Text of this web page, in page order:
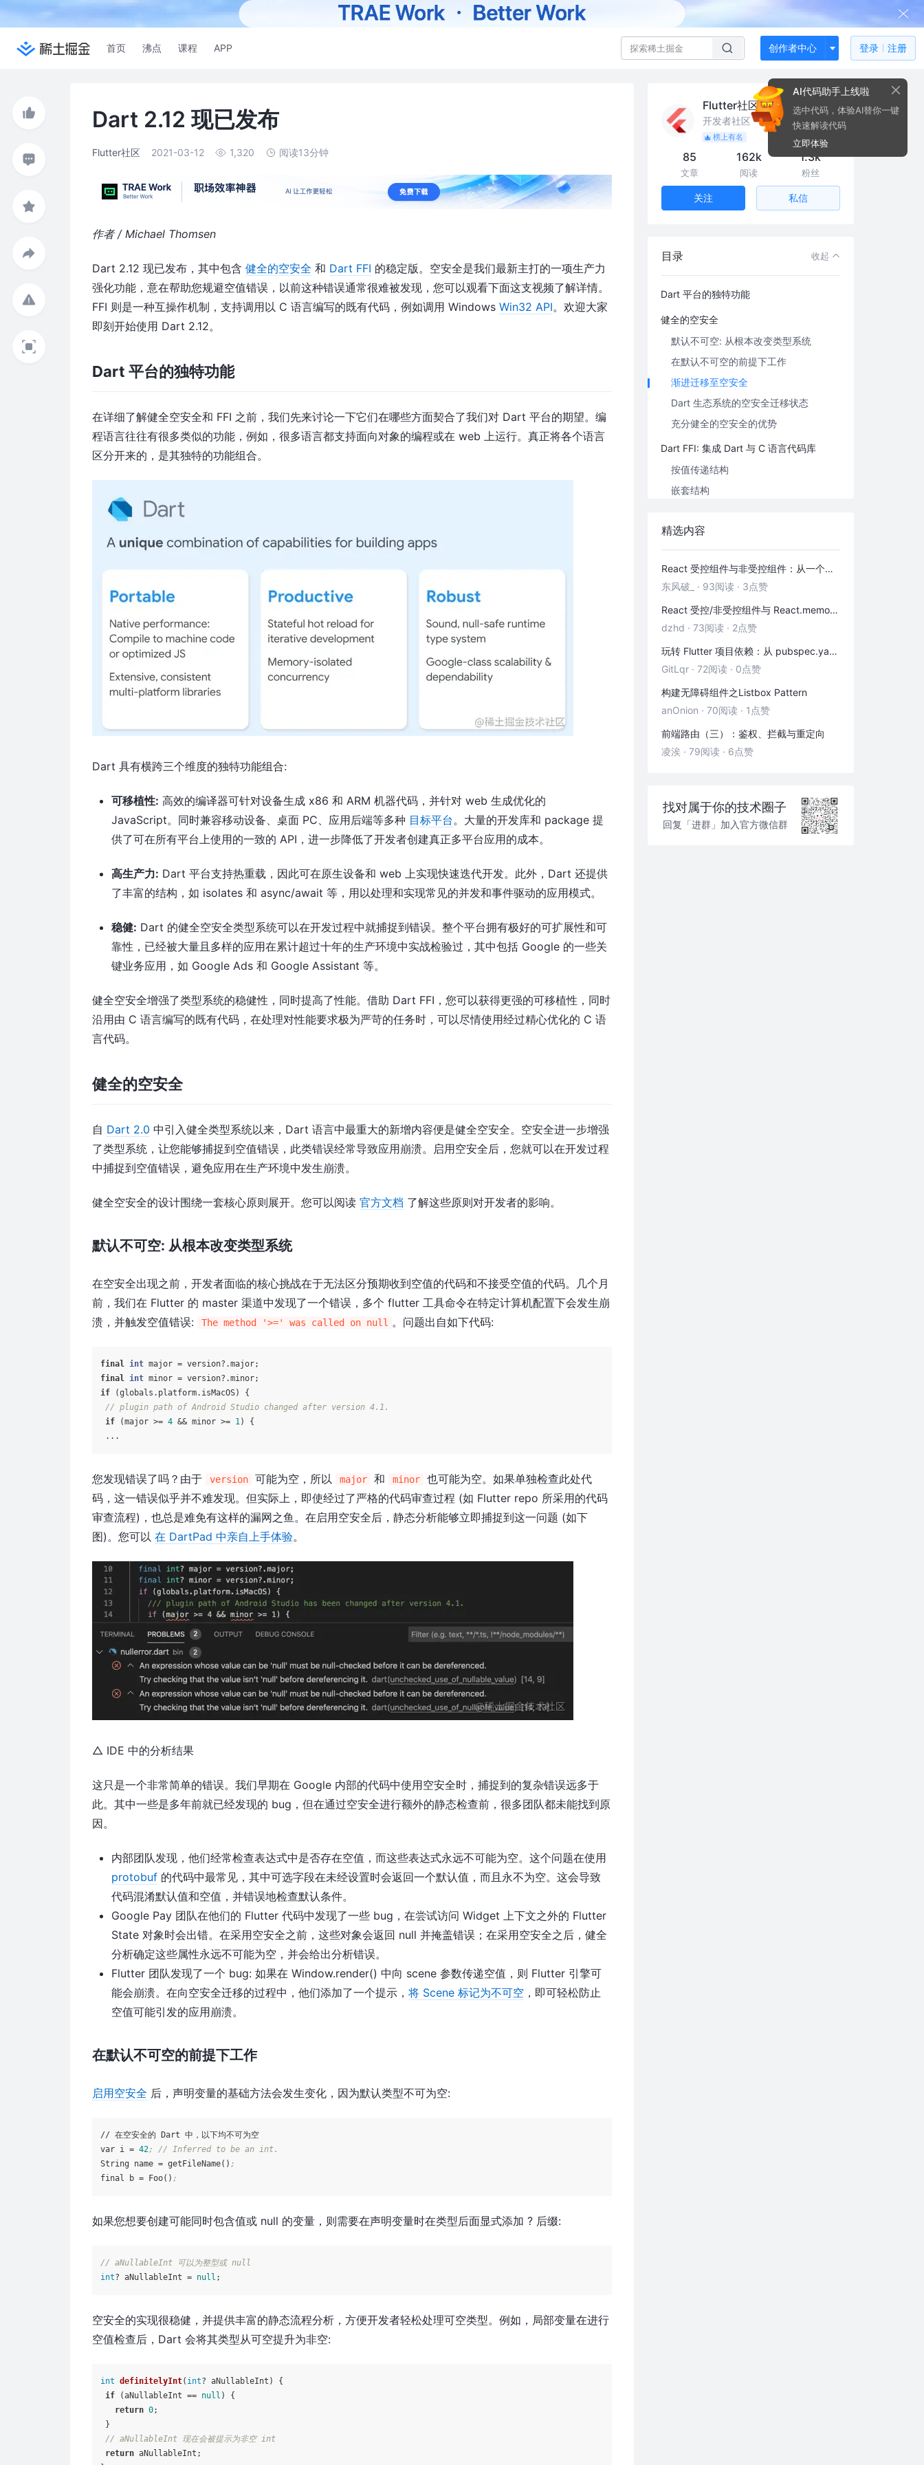
首页 沸点 课程 APP 创作者中心 登录 注册
Dart 2.12 现已发布
Flutter社区 2021-03-12 1,320 阅读13分钟
作者 / Michael Thomsen
Dart 2.12 现已发布，其中包含健全的空安全 和 Dart FFI 的稳定版。空安全是我们最新主打的一项生产力
强化功能，意在帮助您规避空值错误，以前这种错误通常很难被发现，您可以观看下面这支视频了解详情。
FFI 则是一种互操作机制，支持调用以 C 语言编写的既有代码，例如调用 WindowsWin32 API。欢迎大家
即刻开始使用 Dart 2.12。
Dart 平台的独特功能
在详细了解健全空安全和 FFI 之前，我们先来讨论一下它们在哪些方面契合了我们对 Dart 平台的期望。编
程语言往往有很多类似的功能，例如，很多语言都支持面向对象的编程或在 web 上运行。真正将各个语言
区分开来的，是其独特的功能组合。
Dart 具有横跨三个维度的独特功能组合:
可移植性: 高效的编译器可针对设备生成 x86 和 ARM 机器代码，并针对 web 生成优化的
JavaScript。同时兼容移动设备、桌面 PC、应用后端等多种 目标平台 。大量的开发库和 package 提
供了可在所有平台上使用的一致的 API，进一步降低了开发者创建真正多平台应用的成本。
高生产力: Dart 平台支持热重载，因此可在原生设备和 web 上实现快速迭代开发。此外，Dart 还提供
了丰富的结构，如 isolates 和 async/await 等，用以处理和实现常见的并发和事件驱动的应用模式。
稳健: Dart 的健全空安全类型系统可以在开发过程中就捕捉到错误。整个平台拥有极好的可扩展性和可
靠性，已经被大量且多样的应用在累计超过十年的生产环境中实战检验过，其中包括 Google 的一些关
键业务应用，如 Google Ads 和 Google Assistant 等。
健全空安全增强了类型系统的稳健性，同时提高了性能。借助 Dart FFI，您可以获得更强的可移植性，同时
沿用由 C 语言编写的既有代码，在处理对性能要求极为严苛的任务时，可以尽情使用经过精心优化的 C 语
言代码。
健全的空安全
自 Dart 2.0 中引入健全类型系统以来，Dart 语言中最重大的新增内容便是健全空安全。空安全进一步增强
了类型系统，让您能够捕捉到空值错误，此类错误经常导致应用崩溃。启用空安全后，您就可以在开发过程
中捕捉到空值错误，避免应用在生产环境中发生崩溃。
健全空安全的设计围绕一套核心原则展开。您可以阅读官方文档 了解这些原则对开发者的影响。
默认不可空: 从根本改变类型系统
在空安全出现之前，开发者面临的核心挑战在于无法区分预期收到空值的代码和不接受空值的代码。几个月
前，我们在 Flutter 的 master 渠道中发现了一个错误，多个 flutter 工具命令在特定计算机配置下会发生崩
溃，并触发空值错误:
The method '>=' was called on null 。问题出自如下代码:
final int
final
int
if (globals.platform.isMacOS) {
// plugin path of Android Studio changed after version 4.1.
if (major >= 4 && minor >= 1 ) {
您发现错误了吗？由于 version 可能为空，所以 major 和 minor
也可能为空。如果单独检查此处代
码，这一错误似乎并不难发现。但实际上，即使经过了严格的代码审查过程 (如 Flutter repo 所采用的代码
审查流程)，也总是难免有这样的漏网之鱼。在启用空安全后，静态分析能够立即捕捉到这一问题 (如下
图)。您可以在 DartPad 中亲自上手体验。
△ IDE 中的分析结果
这只是一个非常简单的错误。我们早期在 Google 内部的代码中使用空安全时，捕捉到的复杂错误远多于
此。其中一些是多年前就已经发现的 bug，但在通过空安全进行额外的静态检查前，很多团队都未能找到原
因。
内部团队发现，他们经常检查表达式中是否存在空值，而这些表达式永远不可能为空。这个问题在使用
protobuf 的代码中最常见，其中可选字段在未经设置时会返回一个默认值，而且永不为空。这会导致
代码混淆默认值和空值，并错误地检查默认条件。
Google Pay 团队在他们的 Flutter 代码中发现了一些 bug，在尝试访问 Widget 上下文之外的 Flutter
State 对象时会出错。在采用空安全之前，这些对象会返回 null 并掩盖错误；在采用空安全之后，健全
分析确定这些属性永远不可能为空，并会给出分析错误。
Flutter 团队发现了一个 bug: 如果在 Window.render() 中向 scene 参数传递空值，则 Flutter 引擎可
能会崩溃。在向空安全迁移的过程中，他们添加了一个提示，将 Scene 标记为不可空 ，即可轻松防止
空值可能引发的应用崩溃。
在默认不可空的前提下工作
启用空安全 后，声明变量的基础方法会发生变化，因为默认类型不可为空:
// 在空安全的 Dart 中，以下均不可为空
var i = 42; // Inferred to be an int.
String name = getFileName() ;
final
b = Foo() ;
如果您想要创建可能同时包含值或 null 的变量，则需要在声明变量时在类型后面显式添加 ? 后缀:
// aNullableInt 可以为整型或 null
int? aNullableInt = null
空安全的实现很稳健，并提供丰富的静态流程分析，方便开发者轻松处理可空类型。例如，局部变量在进行
空值检查后，Dart 会将其类型从可空提升为非空:
int definitelyInt( int? aNullableInt )
{
if (aNullableInt == null ) {
return 0;
}
// aNullableInt 现在会被提示为非空 int
return aNullableInt;
Flutter社区
开发者社区
榜上有名
85
文章
162k
阅读
1.3k
粉丝
关注 私信
目录 收起
Dart 平台的独特功能
健全的空安全
默认不可空: 从根本改变类型系统
在默认不可空的前提下工作
渐进迁移至空安全
Dart 生态系统的空安全迁移状态
充分健全的空安全的优势
Dart FFI: 集成 Dart 与 C 语言代码库
按值传递结构
嵌套结构
自动生成 FFI 绑定
FFI 路线图
FFI 使用示例
Dart 2.12 现已发布
精选内容
React 受控组件与非受控组件：从一个输入框讲清表单数据流
东风破_
· 93阅读 · 3点赞
React 受控/非受控组件与 React.memo 性能优化——从本质到实战
dzhd · 73阅读 · 2点赞
玩转 Flutter 项目依赖：从 pubspec.yaml 到实战包管理
GitLqr · 72阅读 · 0点赞
构建无障碍组件之Listbox Pattern
anOnion · 70阅读 · 1点赞
前端路由（三）：鉴权、拦截与重定向
凌涘 · 79阅读 · 6点赞
找对属于你的技术圈子
回复「进群」加入官方微信群
AI代码助手上线啦
选中代码，体验AI替你一键
快速解读代码
立即体验